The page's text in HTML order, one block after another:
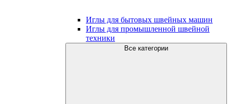
Иглы для бытовых швейных машин
Иглы для промышленной швейной
техники
Все категории